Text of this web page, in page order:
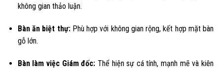
không gian thảo luận.
Bàn ăn biệt thự:Phù hợp với không gian rộng, kết hợp mặt bàn
gỗ lớn.
Bàn làm việc Giám đốc: Thể hiện sự cá tính, mạnh mẽ và kiên